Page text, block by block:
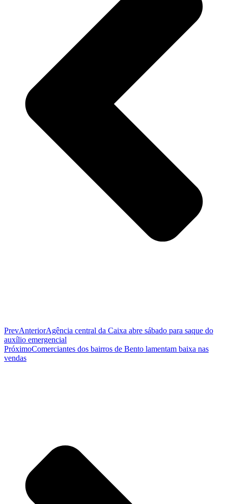
PrevAnteriorAgência central da Caixa abre sábado para saque do
auxílio emergencial
PróximoComerciantes dos bairros de Bento lamentam baixa nas
vendas